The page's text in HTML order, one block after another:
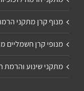
מנוף קרן מתקני
מנופי קרן חשמליים
מתקני שינוע והרמת